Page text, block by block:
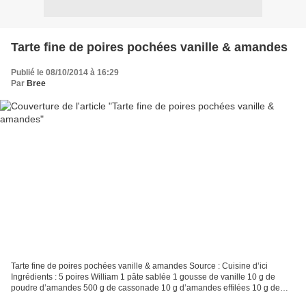
Tarte fine de poires pochées vanille & amandes
Publié le 08/10/2014 à 16:29
Par Bree
Tarte fine de poires pochées vanille & amandes Source : Cuisine d’ici
Ingrédients : 5 poires William 1 pâte sablée 1 gousse de vanille 10 g de
poudre d’amandes 500 g de cassonade 10 g d’amandes effilées 10 g de